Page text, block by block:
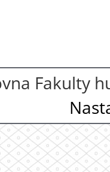
Fakulty